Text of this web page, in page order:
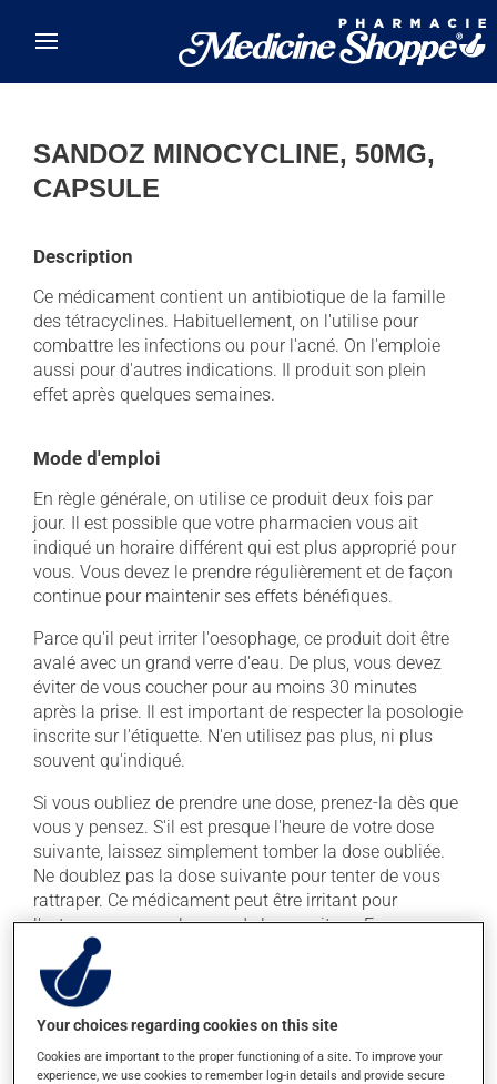
SANDOZ MINOCYCLINE, 50MG,
CAPSULE
Description
Ce médicament contient un antibiotique de la famille
des tétracyclines. Habituellement, on l'utilise pour
combattre les infections ou pour l'acné. On l'emploie
aussi pour d'autres indications. Il produit son plein
effet après quelques semaines.
Mode d'emploi
En règle générale, on utilise ce produit deux fois par
jour. Il est possible que votre pharmacien vous ait
indiqué un horaire différent qui est plus approprié pour
vous. Vous devez le prendre régulièrement et de façon
continue pour maintenir ses effets bénéfiques.
Parce qu'il peut irriter l'oesophage, ce produit doit être
avalé avec un grand verre d'eau. De plus, vous devez
éviter de vous coucher pour au moins 30 minutes
après la prise. Il est important de respecter la posologie
inscrite sur l'étiquette. N'en utilisez pas plus, ni plus
souvent qu'indiqué.
Si vous oubliez de prendre une dose, prenez-la dès que
vous y pensez. S'il est presque l'heure de votre dose
suivante, laissez simplement tomber la dose oubliée.
Ne doublez pas la dose suivante pour tenter de vous
rattraper. Ce médicament peut être irritant pour
l'estomac : prenez-le avec de la nourriture. Essayez
d'éviter les aliments irritants comme le café, les mets
épicés et l'alcool.
Pour assurer son efficacité, attendez au moins 2 heures
entre la prise de ce médicament et celle d'un antiacide.
Évitez aussi les suppléments de minéraux (calcium, fer,
Your choices regarding cookies on this site
Cookies are important to the proper functioning of a site. To improve your
experience, we use cookies to remember log-in details and provide secure